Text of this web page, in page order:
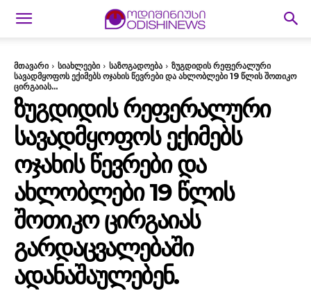
მთავარი სიახლეები საზოგადოება
ზუგდიდის რეფერალური
სავადმყოფოს ექიმებს ოჯახის წევრები და ახლობლები 19 წლის შოთიკო
ცირგაიას...
ᲖᲣᲒᲓᲘᲓᲘᲡ ᲠᲔᲤᲔᲠᲐᲚᲣᲠᲘ
ᲡᲐᲕᲐᲓᲛᲧᲝᲤᲝᲡ ᲔᲥᲘᲛᲔᲑᲡ
ᲝᲯᲐᲮᲘᲡ ᲬᲔᲕᲠᲔᲑᲘ ᲓᲐ
ᲐᲮᲚᲝᲑᲚᲔᲑᲘ 19 ᲬᲚᲘᲡ
ᲨᲝᲗᲘᲙᲝ ᲪᲘᲠᲒᲐᲘᲐᲡ
ᲒᲐᲠᲓᲐᲪᲕᲐᲚᲔᲑᲐᲨᲘ
ᲐᲓᲐᲜᲐᲨᲐᲣᲚᲔᲑᲔᲜ.